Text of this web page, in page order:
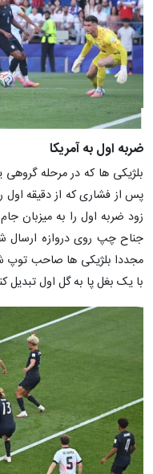
ضربه اول به آمریکا
بلژیکی ها که در مرحله گروهی
پس از فشاری که از دقیقه اول
جناح چپ روی دروازه ارسال
مجددا بلژیکی ها صاحب توپ
با یک بغل پا به گل اول تبدیل